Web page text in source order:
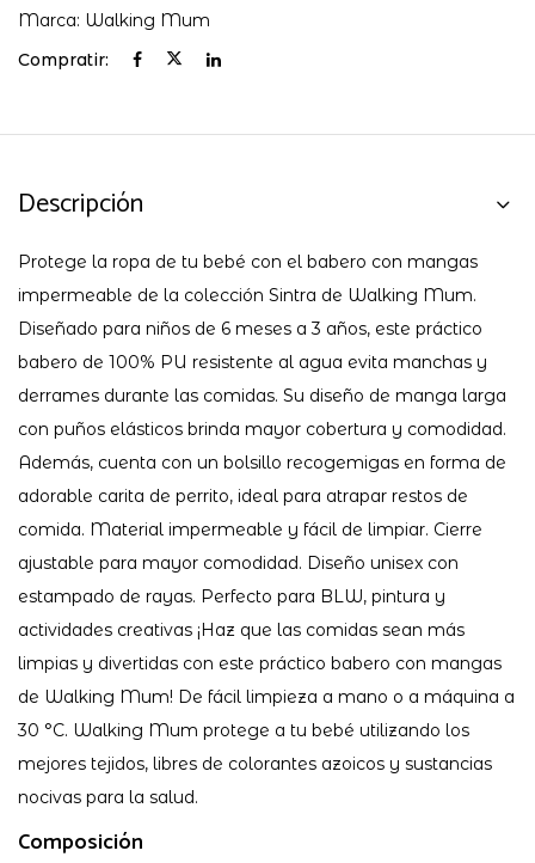
Marca: Walking Mum
Compratir:
Descripción
Protege la ropa de tu bebé con el babero con mangas
impermeable de la colección Sintra de Walking Mum.
Diseñado para niños de 6 meses a 3 años, este práctico
babero de 100% PU resistente al agua evita manchas y
derrames durante las comidas. Su diseño de manga larga
con puños elásticos brinda mayor cobertura y comodidad.
Además, cuenta con un bolsillo recogemigas en forma de
adorable carita de perrito, ideal para atrapar restos de
comida. Material impermeable y fácil de limpiar. Cierre
ajustable para mayor comodidad. Diseño unisex con
estampado de rayas. Perfecto para BLW, pintura y
actividades creativas ¡Haz que las comidas sean más
limpias y divertidas con este práctico babero con mangas
de Walking Mum! De fácil limpieza a mano o a máquina a
30 °C. Walking Mum protege a tu bebé utilizando los
mejores tejidos, libres de colorantes azoicos y sustancias
nocivas para la salud.
Composición